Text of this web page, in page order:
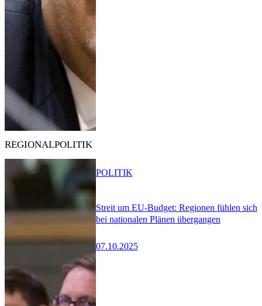
REGIONALPOLITIK
Streit um EU-Budget: Regionen fühlen sich
bei nationalen Plänen übergangen
07.10.2025
POLITIK